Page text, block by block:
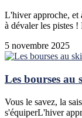
L'hiver approche, et
à dévaler les pistes !
5 novembre 2025
Les bourses au
Vous le savez, la
s'équiperL'hiver